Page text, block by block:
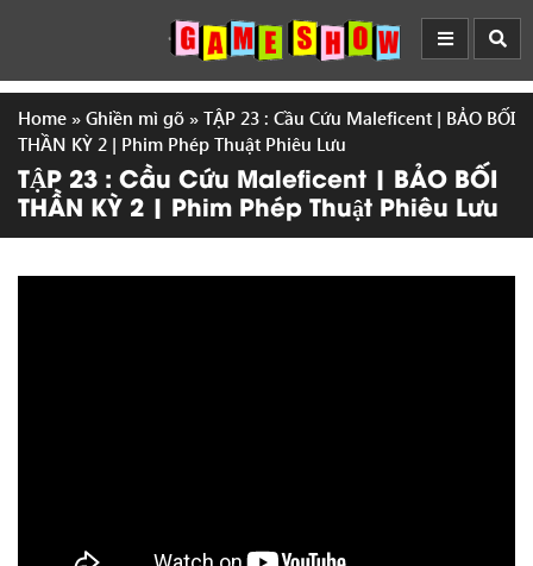
Home » Ghiền mì gõ » TẬP 23 : Cầu Cứu Maleficent | BẢO BỐI
THẦN KỲ 2 | Phim Phép Thuật Phiêu Lưu
TẬP 23 : Cầu Cứu Maleficent | BẢO BỐI
THẦN KỲ 2 | Phim Phép Thuật Phiêu Lưu